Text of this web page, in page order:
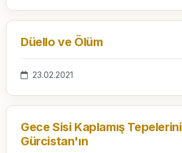
Düello ve Ölüm
23.02.2021
Gece Sisi Kaplamış Tepelerini
Gürcistan'ın